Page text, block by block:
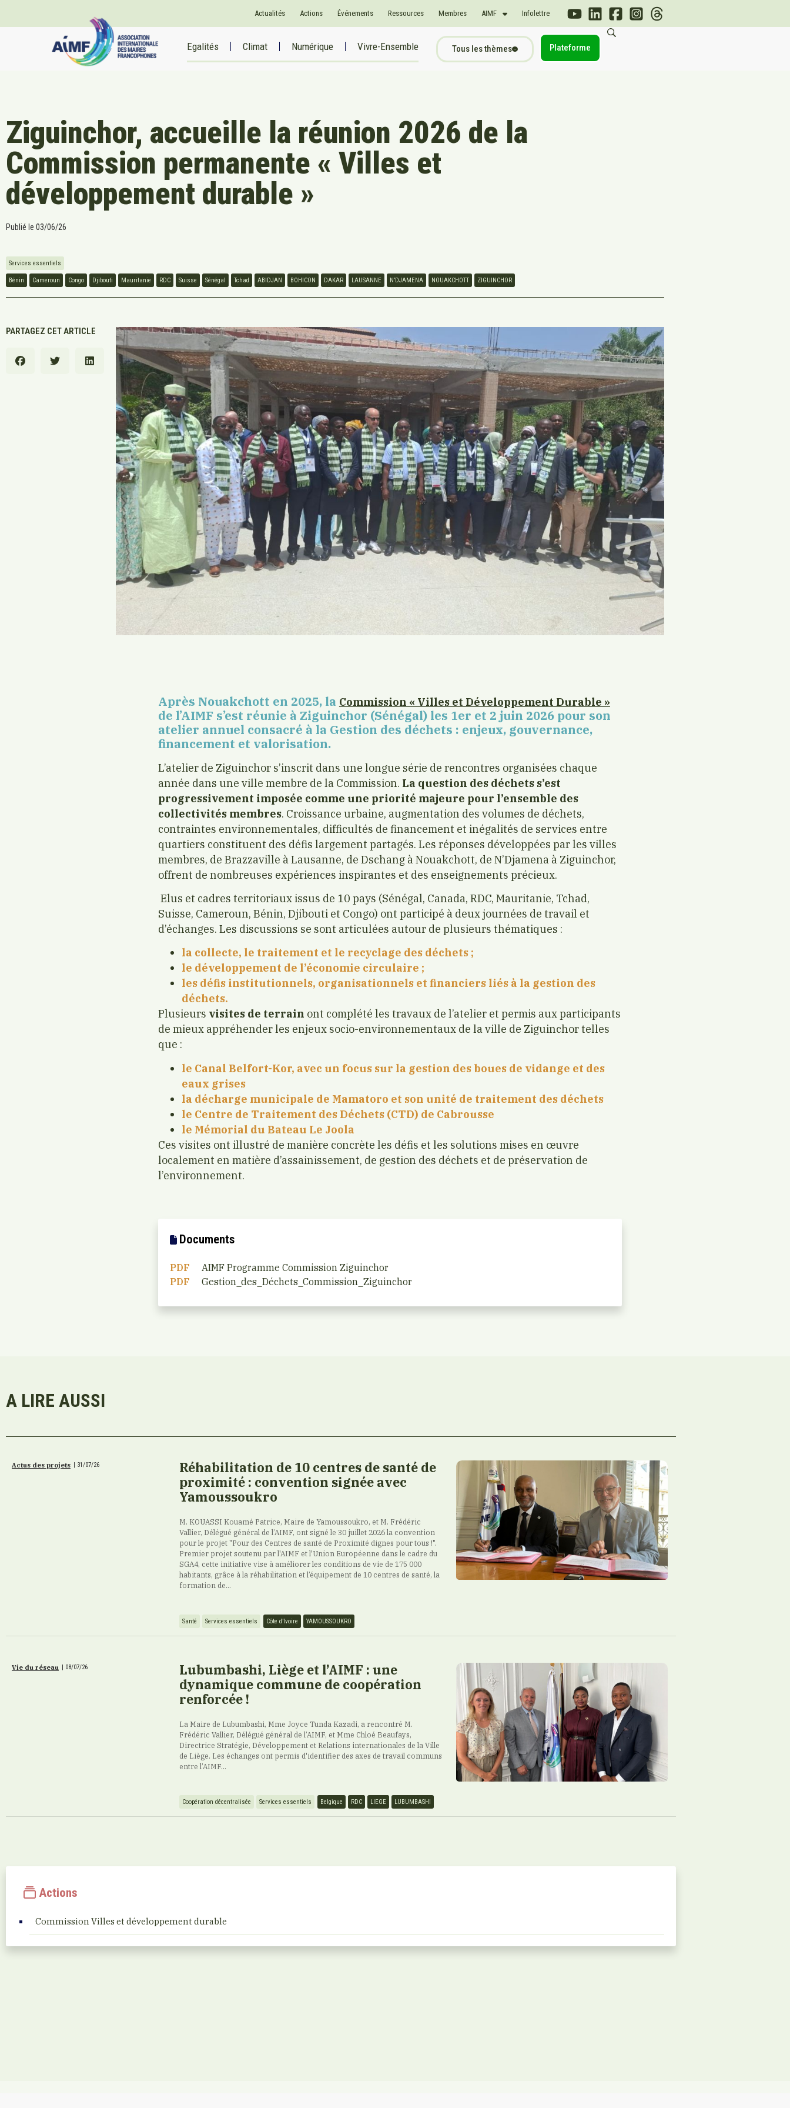
Actualités Actions Événements Ressources Membres AIMF Infolettre
Egalités Climat Numérique Vivre-Ensemble Tous les thèmes Plateforme
Ziguinchor, accueille la réunion 2026 de la
Commission permanente « Villes et
développement durable »
Publié le 03/06/26
Services essentiels
Bénin Cameroun Congo Djibouti Mauritanie RDC Suisse Sénégal Tchad ABIDJAN BOHICON DAKAR LAUSANNE N’DJAMENA NOUAKCHOTT ZIGUINCHOR
PARTAGEZ CET ARTICLE
Après Nouakchott en 2025, la Commission « Villes et Développement Durable »
de l’AIMF s’est réunie à Ziguinchor (Sénégal) les 1er et 2 juin 2026 pour son
atelier annuel consacré à la Gestion des déchets : enjeux, gouvernance,
financement et valorisation.
L’atelier de Ziguinchor s’inscrit dans une longue série de rencontres organisées chaque
année dans une ville membre de la Commission. La question des déchets s’est
progressivement imposée comme une priorité majeure pour l’ensemble des
collectivités membres. Croissance urbaine, augmentation des volumes de déchets,
contraintes environnementales, difficultés de financement et inégalités de services entre
quartiers constituent des défis largement partagés. Les réponses développées par les villes
membres, de Brazzaville à Lausanne, de Dschang à Nouakchott, de N’Djamena à Ziguinchor,
offrent de nombreuses expériences inspirantes et des enseignements précieux.
Elus et cadres territoriaux issus de 10 pays (Sénégal, Canada, RDC, Mauritanie, Tchad,
Suisse, Cameroun, Bénin, Djibouti et Congo) ont participé à deux journées de travail et
d’échanges. Les discussions se sont articulées autour de plusieurs thématiques :
la collecte, le traitement et le recyclage des déchets ;
le développement de l’économie circulaire ;
les défis institutionnels, organisationnels et financiers liés à la gestion des
déchets.
Plusieurs visites de terrain ont complété les travaux de l’atelier et permis aux participants
de mieux appréhender les enjeux socio-environnementaux de la ville de Ziguinchor telles
que :
le Canal Belfort-Kor, avec un focus sur la gestion des boues de vidange et des
eaux grises
la décharge municipale de Mamatoro et son unité de traitement des déchets
le Centre de Traitement des Déchets (CTD) de Cabrousse
le Mémorial du Bateau Le Joola
Ces visites ont illustré de manière concrète les défis et les solutions mises en œuvre
localement en matière d’assainissement, de gestion des déchets et de préservation de
l’environnement.
Documents
PDF
AIMF Programme Commission Ziguinchor
PDF
Gestion_des_Déchets_Commission_Ziguinchor
A LIRE AUSSI
Actus des projets 31/07/26
Réhabilitation de 10 centres de santé de
proximité : convention signée avec
Yamoussoukro
M. KOUASSI Kouamé Patrice, Maire de Yamoussoukro, et M. Frédéric
Vallier, Délégué général de l’AIMF, ont signé le 30 juillet 2026 la convention
pour le projet "Pour des Centres de santé de Proximité dignes pour tous !".
Premier projet soutenu par l'AIMF et l'Union Européenne dans le cadre du
SGA4, cette initiative vise à améliorer les conditions de vie de 175 000
habitants, grâce à la réhabilitation et l’équipement de 10 centres de santé, la
formation de...
Santé Services essentiels Côte d’Ivoire YAMOUSSOUKRO
Vie du réseau | 08/07/26
Lubumbashi, Liège et l’AIMF : une
dynamique commune de coopération
renforcée !
La Maire de Lubumbashi, Mme Joyce Tunda Kazadi, a rencontré M.
Frédéric Vallier, Délégué général de l’AIMF, et Mme Chloé Beaufays,
Directrice Stratégie, Développement et Relations internationales de la Ville
de Liège. Les échanges ont permis d'identifier des axes de travail communs
entre l’AIMF...
Coopération décentralisée Services essentiels Belgique RDC LIEGE LUBUMBASHI
Actions
Commission Villes et développement durable